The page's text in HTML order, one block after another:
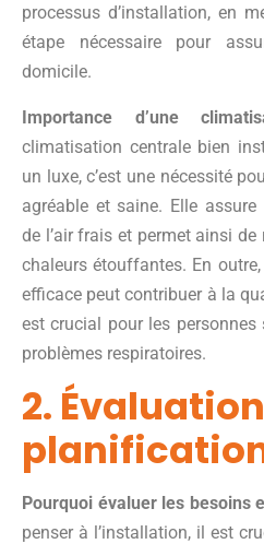
processus d’installation, en
étape nécessaire pour
domicile.
Importance d’une
climatisation centrale bien
un luxe, c’est une nécessité
agréable et saine. Elle
de l’air frais et permet ainsi
chaleurs étouffantes. En
efficace peut contribuer à la
est crucial pour les personnes
problèmes respiratoires.
2.
Pourquoi évaluer les besoins
penser à l’installation, il est